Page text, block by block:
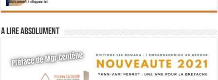
A lire absolument